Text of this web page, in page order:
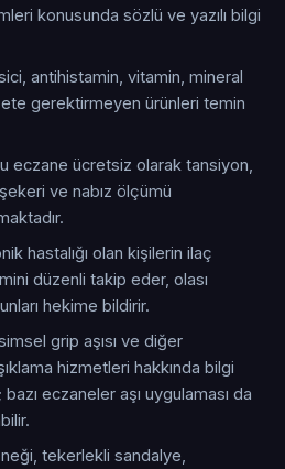
konusunda sözlü ve yazılı bilgi
antihistamin, vitamin, mineral
gerektirmeyen ürünleri temin
eczane ücretsiz olarak tansiyon,
ve nabız ölçümü
hastalığı olan kişilerin ilaç
düzenli takip eder, olası
hekime bildirir.
grip aşısı ve diğer
hizmetleri hakkında bilgi
bazı eczaneler aşı uygulaması da
tekerlekli sandalye,